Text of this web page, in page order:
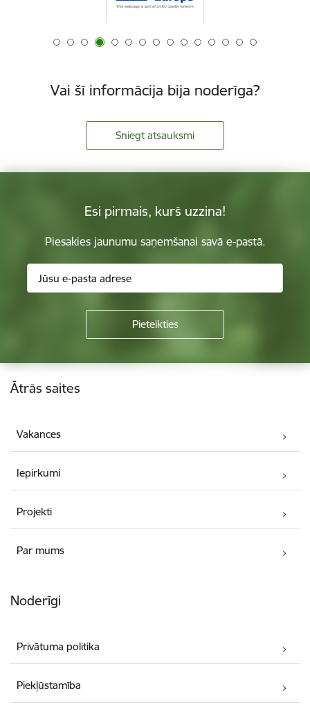
Vai šī informācija bija noderīga?
Sniegt atsauksmi
Esi pirmais, kurš uzzina!
Piesakies jaunumu saņemšanai savā e-pastā.
Kājene
Ātrās saites
Vakances
Iepirkumi
Projekti
Par mums
Noderīgi
Privātuma politika
Piekļūstamība